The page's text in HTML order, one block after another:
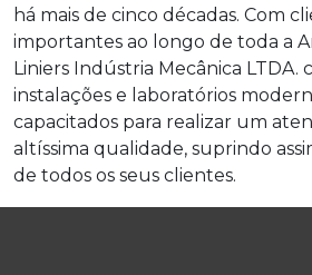
há mais de cinco décadas. Com
importantes ao longo de toda a
Liniers Indústria Mecânica LTDA.
instalações e laboratórios
capacitados para realizar um
altíssima qualidade, suprindo
de todos os seus clientes.